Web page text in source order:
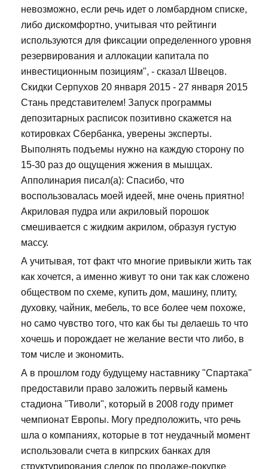
невозможно, если речь идет о ломбардном списке,
либо дискомфортно, учитывая что рейтинги
используются для фиксации определенного уровня
резервирования и аллокации капитала по
инвестиционным позициям", - сказал Швецов.
Скидки Серпухов 20 января 2015 - 27 января 2015
Стань представителем! Запуск программы
депозитарных расписок позитивно скажется на
котировках Сбербанка, уверены эксперты.
Выполнять подъемы нужно на каждую сторону по
15-30 раз до ощущения жжения в мышцах.
Апполинария писал(а): Спасибо, что
воспользовалась моей идеей, мне очень приятно!
Акриловая пудра или акриловый порошок
смешивается с жидким акрилом, образуя густую
массу.
А учитывая, тот факт что многие привыкли жить так
как хочется, а именно живут то они так как сложено
обществом по схеме, купить дом, машину, плиту,
духовку, чайник, мебель, то все более чем похоже,
но само чувство того, что как бы ты делаешь то что
хочешь и порождает не желание вести что либо, в
том числе и экономить.
А в прошлом году будущему наставнику "Спартака"
предоставили право заложить первый камень
стадиона "Тиволи", который в 2008 году примет
чемпионат Европы. Могу предположить, что речь
шла о компаниях, которые в тот неудачный момент
использовали счета в кипрских банках для
структурирования сделок по продаже-покупке